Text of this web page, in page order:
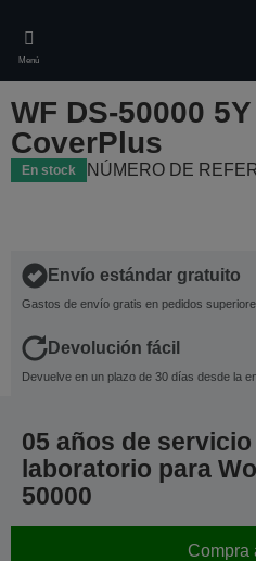
main
content
Menú
WF DS-50000
CoverPlus
En stock NÚMERO DE
Envío estándar gratuito
Gastos de envío gratis en pedidos
Devolución fácil
Devuelve en un plazo de 30 días desde la
05 años de
laboratorio para
50000
Compra